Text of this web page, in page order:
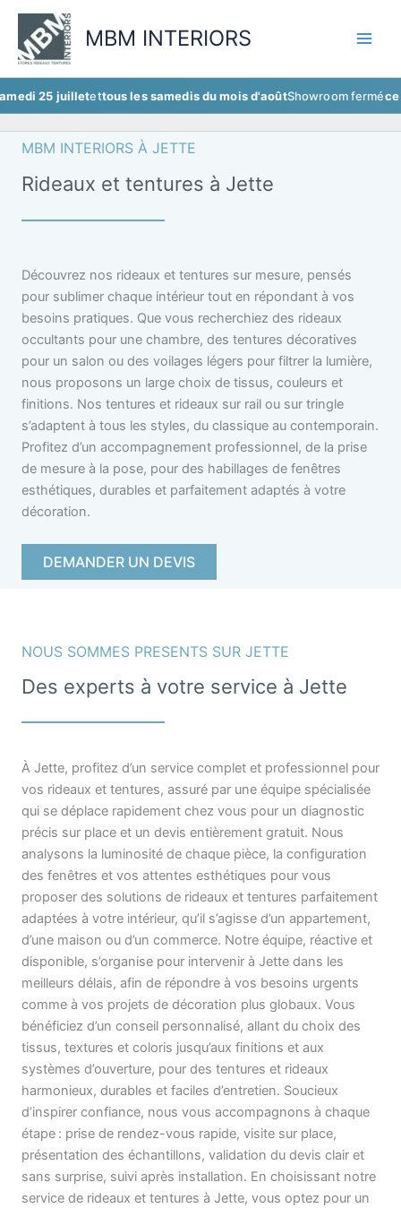
Aller
contenu
MBM INTERIORS
juillet ettous les samedis du mois d'aoûtShowroom ferméce samedi
MBM INTERIORS À JETTE
Rideaux et tentures à Jette
Découvrez nos rideaux et tentures sur mesure, pensés
pour sublimer chaque intérieur tout en répondant à vos
besoins pratiques. Que vous recherchiez des rideaux
occultants pour une chambre, des tentures décoratives
pour un salon ou des voilages légers pour filtrer la lumière,
nous proposons un large choix de tissus, couleurs et
finitions. Nos tentures et rideaux sur rail ou sur tringle
s’adaptent à tous les styles, du classique au contemporain.
Profitez d’un accompagnement professionnel, de la prise
de mesure à la pose, pour des habillages de fenêtres
esthétiques, durables et parfaitement adaptés à votre
décoration.
DEMANDER UN DEVIS
NOUS SOMMES PRESENTS SUR JETTE
Des experts à votre service à Jette
À Jette, profitez d’un service complet et professionnel pour
vos rideaux et tentures, assuré par une équipe spécialisée
qui se déplace rapidement chez vous pour un diagnostic
précis sur place et un devis entièrement gratuit. Nous
analysons la luminosité de chaque pièce, la configuration
des fenêtres et vos attentes esthétiques pour vous
proposer des solutions de rideaux et tentures parfaitement
adaptées à votre intérieur, qu’il s’agisse d’un appartement,
d’une maison ou d’un commerce. Notre équipe, réactive et
disponible, s’organise pour intervenir à Jette dans les
meilleurs délais, afin de répondre à vos besoins urgents
comme à vos projets de décoration plus globaux. Vous
bénéficiez d’un conseil personnalisé, allant du choix des
tissus, textures et coloris jusqu’aux finitions et aux
systèmes d’ouverture, pour des tentures et rideaux
harmonieux, durables et faciles d’entretien. Soucieux
d’inspirer confiance, nous vous accompagnons à chaque
étape : prise de rendez-vous rapide, visite sur place,
présentation des échantillons, validation du devis clair et
sans surprise, suivi après installation. En choisissant notre
service de rideaux et tentures à Jette, vous optez pour un